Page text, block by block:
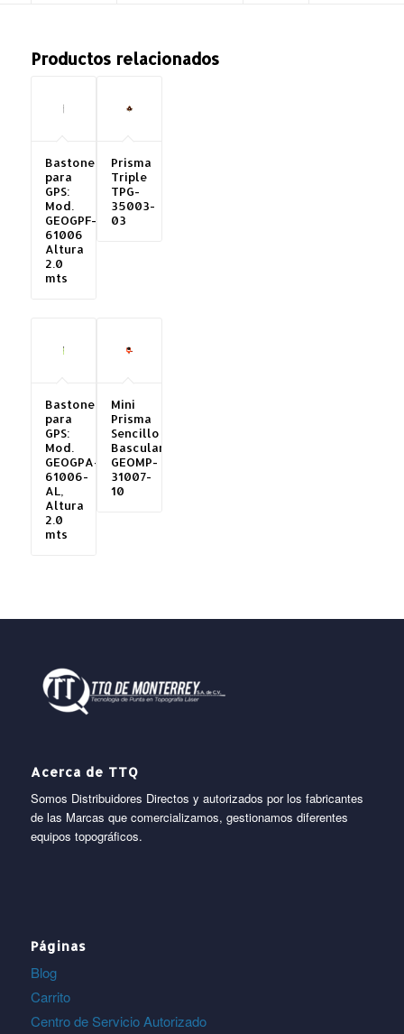
Productos relacionados
Bastones
para
GPS:
Mod.
GEOGPF-
61006
Altura
2.0
mts
Prisma
Triple
TPG-
35003-
03
Bastones
para
GPS:
Mod.
GEOGPA-
61006-
AL,
Altura
2.0
mts
Mini
Prisma
Sencillo
Basculante
GEOMP-
31007-
10
Acerca de TTQ
Somos Distribuidores Directos y autorizados por los fabricantes
de las Marcas que comercializamos, gestionamos diferentes
equipos topográficos.
Páginas
Blog
Carrito
Centro de Servicio Autorizado